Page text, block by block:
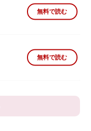
無料で読む
無料で読む